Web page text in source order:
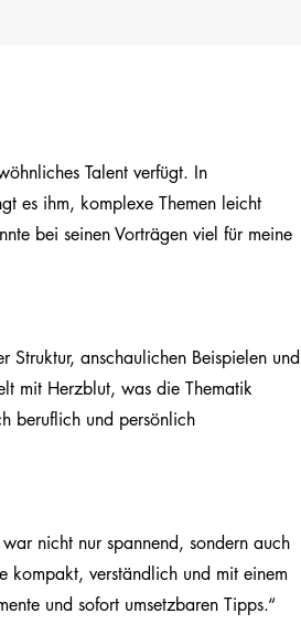
Talent verfügt. In
es ihm, komplexe Themen leicht
bei seinen Vorträgen viel für meine
anschaulichen Beispielen und
mit Herzblut, was die Thematik
beruflich und persönlich
war nicht nur spannend, sondern auch
kompakt, verständlich und mit einem
und sofort umsetzbaren Tipps.“